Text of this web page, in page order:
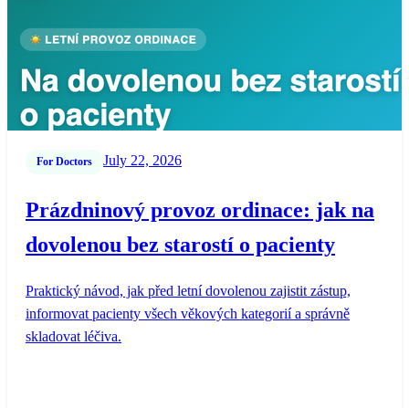
For Doctors July 22, 2026
Prázdninový provoz ordinace: jak na
dovolenou bez starostí o pacienty
Praktický návod, jak před letní dovolenou zajistit zástup,
informovat pacienty všech věkových kategorií a správně
skladovat léčiva.